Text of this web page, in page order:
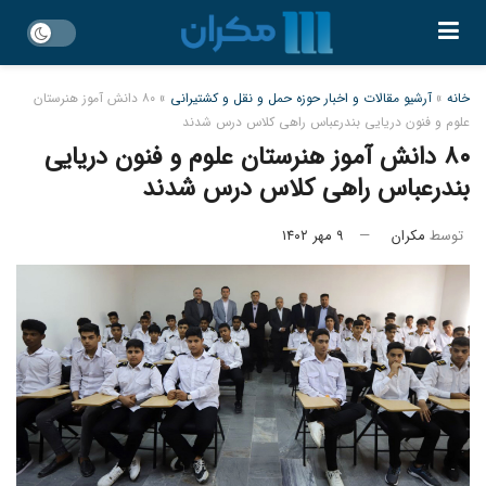
خانه » آرشیو مقالات و اخبار حوزه حمل و نقل و کشتیرانی »
۸۰ دانش آموز هنرستان
علوم و فنون دریایی بندرعباس راهی کلاس درس شدند
۸۰ دانش آموز هنرستان علوم و فنون دریایی
بندرعباس راهی کلاس درس شدند
توسط مکران ۹ مهر ۱۴۰۲